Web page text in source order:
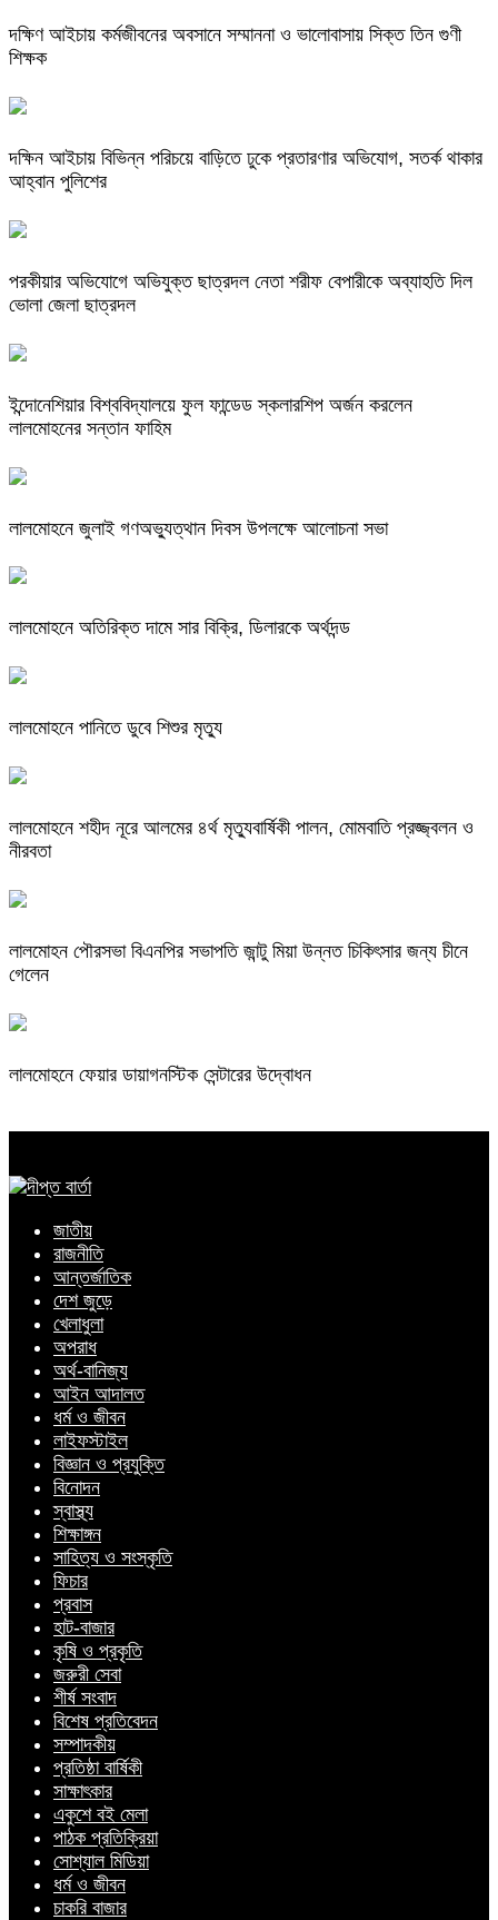
দক্ষিণ আইচায় কর্মজীবনের অবসানে সম্মাননা ও ভালোবাসায় সিক্ত তিন গুণী
শিক্ষক
দক্ষিন আইচায় ‎বিভিন্ন পরিচয়ে বাড়িতে ঢুকে প্রতারণার অভিযোগ, সতর্ক থাকার
আহ্বান পুলিশের
পরকীয়ার অভিযোগে অভিযুক্ত ছাত্রদল নেতা শরীফ বেপারীকে অব্যাহতি দিল
ভোলা জেলা ছাত্রদল
ইন্দোনেশিয়ার বিশ্ববিদ্যালয়ে ফুল ফান্ডেড স্কলারশিপ অর্জন করলেন
লালমোহনের সন্তান ফাহিম
লালমোহনে জুলাই গণঅভ্যুত্থান দিবস উপলক্ষে আলোচনা সভা
লালমোহনে অতিরিক্ত দামে সার বিক্রি, ডিলারকে অর্থদন্ড
লালমোহনে পানিতে ডুবে শিশুর মৃত্যু
লালমোহনে শহীদ নূরে আলমের ৪র্থ মৃত্যুবার্ষিকী পালন, মোমবাতি প্রজ্জ্বলন ও
নীরবতা
লালমোহন পৌরসভা বিএনপির সভাপতি জান্টু মিয়া উন্নত চিকিৎসার জন্য চীনে
গেলেন
লালমোহনে ফেয়ার ডায়াগনস্টিক সেন্টারের উদ্বোধন
জাতীয়
রাজনীতি
আন্তর্জাতিক
দেশ জুড়ে
খেলাধুলা
অপরাধ
অর্থ-বানিজ্য
আইন আদালত
ধর্ম ও জীবন
লাইফস্টাইল
বিজ্ঞান ও প্রযুক্তি
বিনোদন
স্বাস্থ্য
শিক্ষাঙ্গন
সাহিত্য ও সংস্কৃতি
ফিচার
প্রবাস
হাট-বাজার
কৃষি ও প্রকৃতি
জরুরী সেবা
শীর্ষ সংবাদ
বিশেষ প্রতিবেদন
সম্পাদকীয়
প্রতিষ্ঠা বার্ষিকী
সাক্ষাৎকার
একুশে বই মেলা
পাঠক প্রতিক্রিয়া
সোশ্যাল মিডিয়া
ধর্ম ও জীবন
চাকরি বাজার